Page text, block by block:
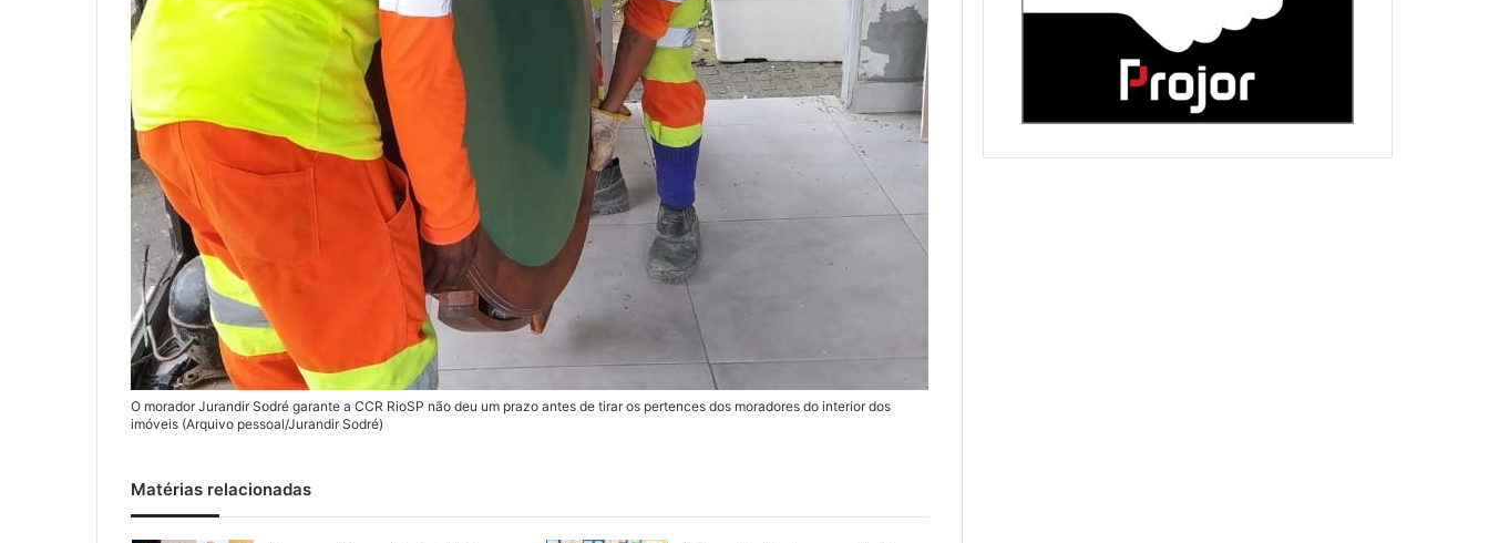
O morador Jurandir Sodré garante a CCR RioSP não deu um prazo antes de tirar os pertences dos moradores do interior dos
imóveis (Arquivo pessoal/Jurandir Sodré)
Matérias relacionadas